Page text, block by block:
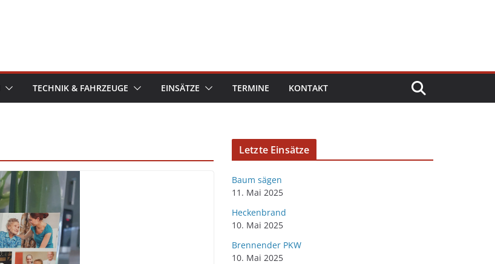
TECHNIK & FAHRZEUGE EINSÄTZE TERMINE KONTAKT
Letzte Einsätze
Baum sägen
11. Mai 2025
Heckenbrand
10. Mai 2025
Brennender PKW
10. Mai 2025